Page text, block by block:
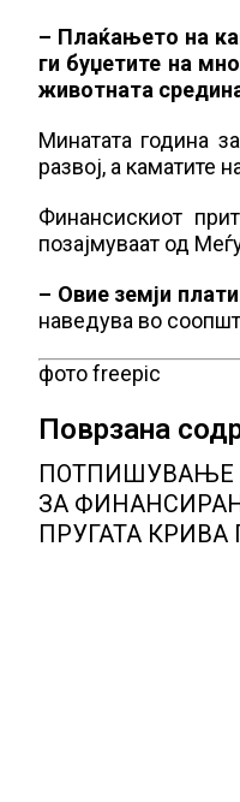
– Плаќањето на
ги буџетите на
животната
Минатата година
развој, а каматите
Финансискиот
позајмуваат од
– Овие земји
наведува во
фото freepic
Поврзана
ПОТПИШУВАЊЕ
ЗА
ПРУГАТА